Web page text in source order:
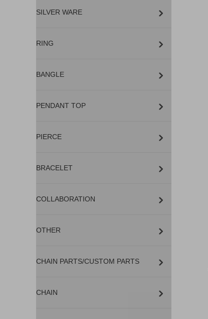
SILVER WARE
RING
BANGLE
PENDANT TOP
PIERCE
BRACELET
COLLABORATION
OTHER
CHAIN PARTS/CUSTOM PARTS
CHAIN